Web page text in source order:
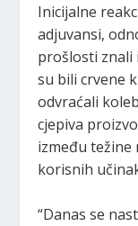
Inicijalne
adjuvansi,
prošlosti znali
su bili crvene
odvraćali
cjepiva
između težine
korisnih
“Danas se